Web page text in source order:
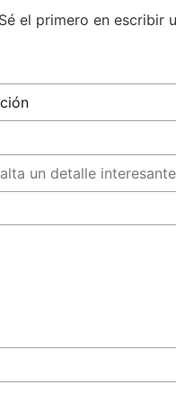
el primero en escribir